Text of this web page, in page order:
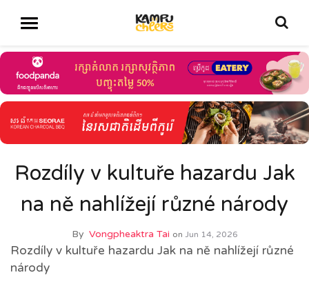
Rozdíly v kultuře hazardu Jak
na ně nahlížejí různé národy
By Vongpheaktra Tai on Jun 14, 2026
Rozdíly v kultuře hazardu Jak na ně nahlížejí různé
národy